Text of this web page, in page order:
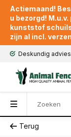
Actiemaand!
u bezorgd!
kunststof
zijn al incl.
Deskundig
Terug